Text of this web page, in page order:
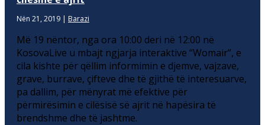
Nën 21, 2019 | Barazi
Më 19 nëntor, nga ora 10:00 deri në 12:00 në
KosovaLive u mbajt ngjarja interaktive “Womair”, e
cila kishte për qëllim informimin e djemve, vajzave,
grave, burrave, çifteve dhe të gjithë të interesuarve,
pa dallim, për mënyrat më efektive për
përmirësimin e cilësisë së ajrit në hapësira të
brendshme dhe të jashtme.